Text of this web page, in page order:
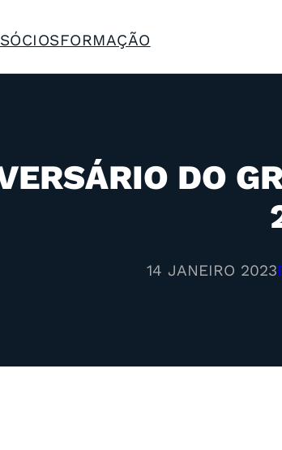
SÓCIOSFORMAÇÃO
DO
14 JANEIRO 2023